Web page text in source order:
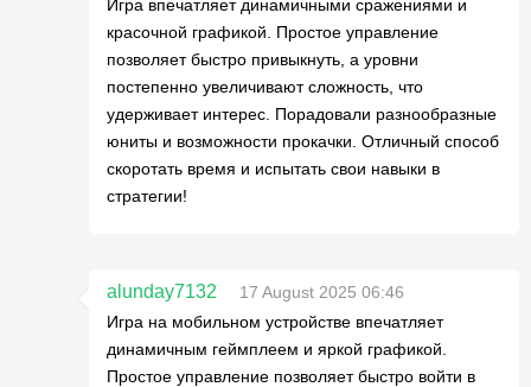
Игра впечатляет динамичными сражениями и
красочной графикой. Простое управление
позволяет быстро привыкнуть, а уровни
постепенно увеличивают сложность, что
удерживает интерес. Порадовали разнообразные
юниты и возможности прокачки. Отличный способ
скоротать время и испытать свои навыки в
стратегии!
alunday7132
17 August 2025 06:46
Игра на мобильном устройстве впечатляет
динамичным геймплеем и яркой графикой.
Простое управление позволяет быстро войти в